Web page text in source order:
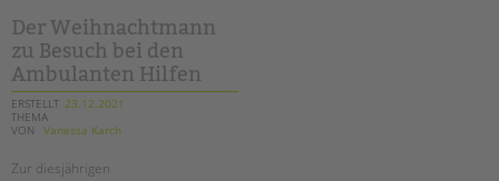
Förderzentren
Kollegs
EFöB
Schulbezogene Sozialarbeit
Tagesgruppen
HILFEN ZUR ERZIEHUNG
Der Weihnachtmann
zu Besuch bei den
Ambulanten Hilfen
ERSTELLT 23.12.2021
THEMA
VON
Vanessa Karch
Zur diesjährigen